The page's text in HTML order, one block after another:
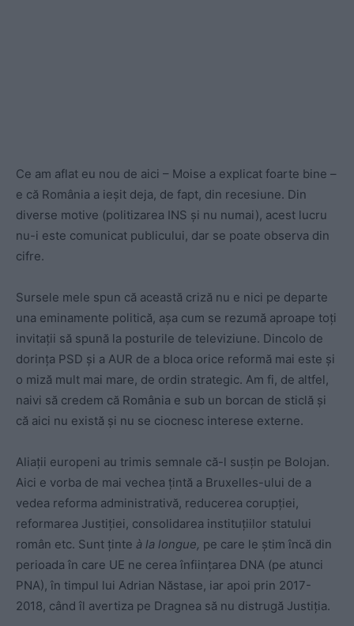
Ce am aflat eu nou de aici – Moise a explicat foarte bine –
e că România a ieșit deja, de fapt, din recesiune. Din
diverse motive (politizarea INS și nu numai), acest lucru
nu-i este comunicat publicului, dar se poate observa din
cifre.
Sursele mele spun că această criză nu e nici pe departe
una eminamente politică, așa cum se rezumă aproape toți
invitații să spună la posturile de televiziune. Dincolo de
dorința PSD și a AUR de a bloca orice reformă mai este și
o miză mult mai mare, de ordin strategic. Am fi, de altfel,
naivi să credem că România e sub un borcan de sticlă și
că aici nu există și nu se ciocnesc interese externe.
Aliații europeni au trimis semnale că-l susțin pe Bolojan.
Aici e vorba de mai vechea țintă a Bruxelles-ului de a
vedea reforma administrativă, reducerea corupției,
reformarea Justiției, consolidarea instituțiilor statului
român etc. Sunt ținte à la longue, pe care le știm încă din
perioada în care UE ne cerea înființarea DNA (pe atunci
PNA), în timpul lui Adrian Năstase, iar apoi prin 2017-
2018, când îl avertiza pe Dragnea să nu distrugă Justiția.